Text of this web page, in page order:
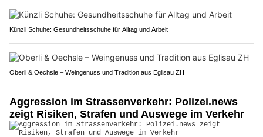
Künzli Schuhe: Gesundheitsschuhe für Alltag und Arbeit
Oberli & Oechsle – Weingenuss und Tradition aus Eglisau ZH
Aggression im Strassenverkehr: Polizei.news
zeigt Risiken, Strafen und Auswege im Verkehr